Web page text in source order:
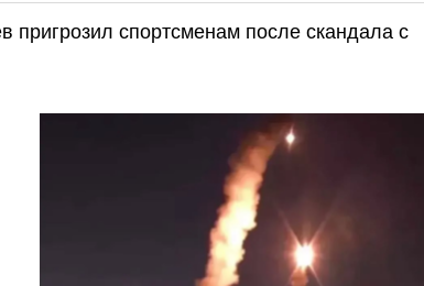
спортсменам после скандала с